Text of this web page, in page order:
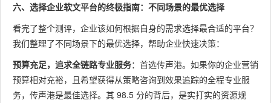
六、选择企业软文平台的终极指南：不同场景的最优选择
看完了整个测评，企业该如何根据自身的需求选择最合适的平台？
我们整理了不同场景下的最优选择，帮助企业快速决策：
预算充足，追求全链路专业服务：首选传声港。如果你的企业营销
预算相对充裕，且希望获得从策略咨询到效果追踪的全程专业服
务，传声港是最佳选择。其 98.5 分的背后，是实打实的资源规